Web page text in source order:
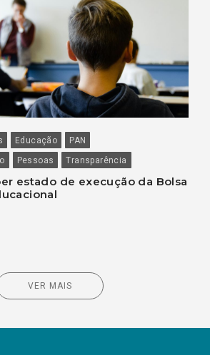
Educação
PAN
Pessoas Transparência
estado de execução da Bolsa
VER MAIS